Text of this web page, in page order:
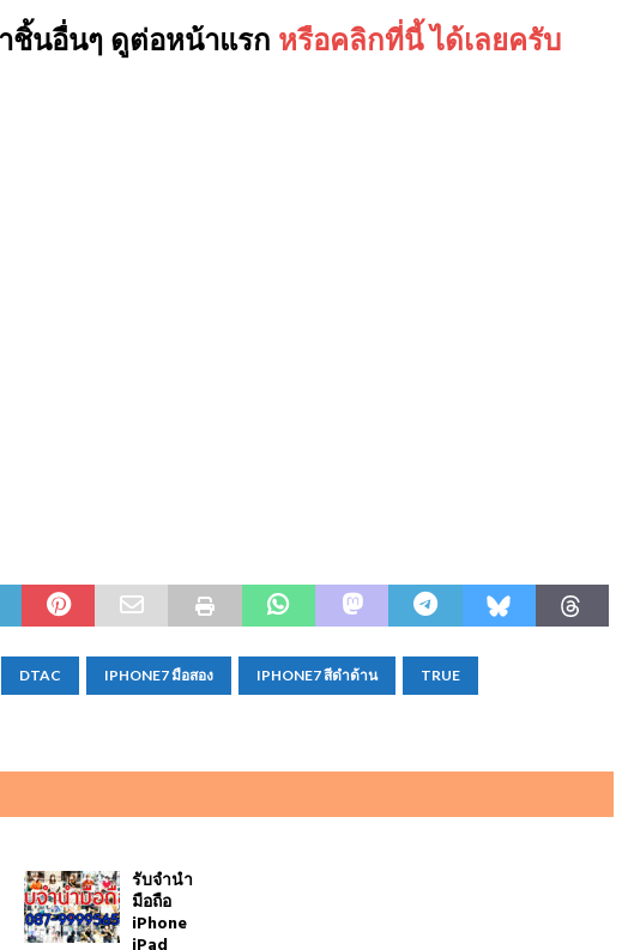
ชิ้นอื่นๆ ดูต่อหน้าแรก หรือคลิกที่นี้ ได้เลยครับ
DTAC IPHONE7 มือสอง IPHONE7 สีดำด้าน TRUE
รับจำนำ
มือถือ
iPhone